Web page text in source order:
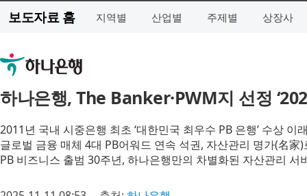
보도자료 홈 지역별 산업별 주제별 상장사
하나은행, The Banker·PWM지 선정
2011년 국내 시중은행 최초 ‘대한민국 최우수 PB 은행’ 수상 이
글로벌 금융 매체 4대 PB어워드 연속 석권, 자산관리 명가(名家
PB 비즈니스 출범 30주년, 하나은행만의 차별화된 자산관리 서